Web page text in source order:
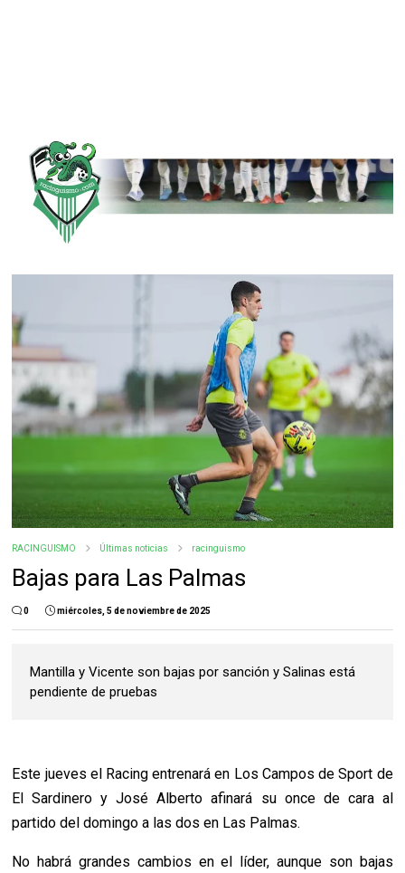
RACINGUISMO Últimas noticias racinguismo
Bajas para Las Palmas
0 miércoles, 5 de noviembre de 2025
Mantilla y Vicente son bajas por sanción y Salinas está
pendiente de pruebas
Este jueves el Racing entrenará en Los Campos de Sport de
El Sardinero y José Alberto afinará su once de cara al
partido del domingo a las dos en Las Palmas.
No habrá grandes cambios en el líder, aunque son bajas